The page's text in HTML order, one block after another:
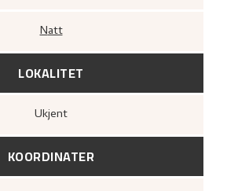
Natt
LOKALITET
Ukjent
KOORDINATER